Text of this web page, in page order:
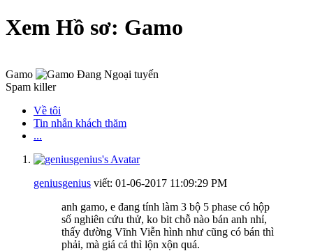
Xem Hồ sơ: Gamo
Gamo
Spam killer
Về tôi
Tin nhắn khách thăm
...
geniusgenius viết: 01-06-2017 11:09:29 PM
anh gamo, e đang tính làm 3 bộ 5 phase có hộp
số nghiên cứu thử, ko bit chỗ nào bán anh nhỉ,
thấy đường Vĩnh Viễn hình như cũng có bán thì
phải, mà giá cả thì lộn xộn quá.